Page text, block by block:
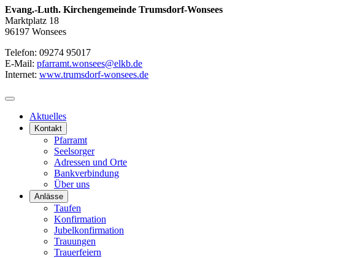
Evang.-Luth. Kirchengemeinde Trumsdorf-Wonsees
Marktplatz 18
96197 Wonsees
Telefon: 09274 95017
E-Mail: pfarramt.wonsees@elkb.de
Internet: www.trumsdorf-wonsees.de
Aktuelles
Kontakt
Pfarramt
Seelsorger
Adressen und Orte
Bankverbindung
Über uns
Anlässe
Taufen
Konfirmation
Jubelkonfirmation
Trauungen
Trauerfeiern